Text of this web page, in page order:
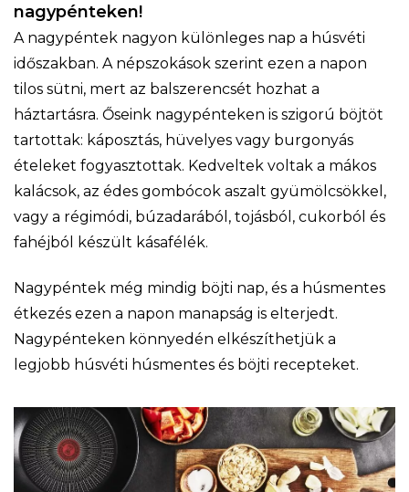
nagypénteken!
A nagypéntek nagyon különleges nap a húsvéti
időszakban. A népszokások szerint ezen a napon
tilos sütni, mert az balszerencsét hozhat a
háztartásra. Őseink nagypénteken is szigorú böjtöt
tartottak: káposztás, hüvelyes vagy burgonyás
ételeket fogyasztottak. Kedveltek voltak a mákos
kalácsok, az édes gombócok aszalt gyümölcsökkel,
vagy a régimódi, búzadarából, tojásból, cukorból és
fahéjból készült kásafélék.
Nagypéntek még mindig böjti nap, és a húsmentes
étkezés ezen a napon manapság is elterjedt.
Nagypénteken könnyedén elkészíthetjük a
legjobb húsvéti húsmentes és böjti recepteket.